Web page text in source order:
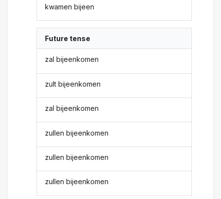
kwamen bijeen
Future tense
zal bijeenkomen
zult bijeenkomen
zal bijeenkomen
zullen bijeenkomen
zullen bijeenkomen
zullen bijeenkomen